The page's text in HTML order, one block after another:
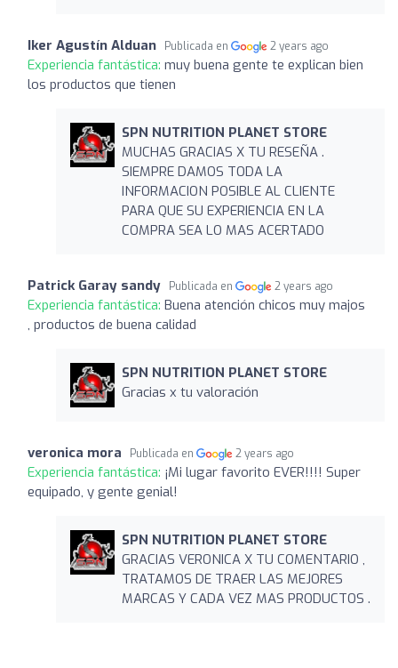
Iker Agustín Alduan Publicada en 2 years ago
Experiencia fantástica: muy buena gente te explican bien
los productos que tienen
SPN NUTRITION PLANET STORE
MUCHAS GRACIAS X TU RESEÑA .
SIEMPRE DAMOS TODA LA
INFORMACION POSIBLE AL CLIENTE
PARA QUE SU EXPERIENCIA EN LA
COMPRA SEA LO MAS ACERTADO
Patrick Garay sandy Publicada en 2 years ago
Experiencia fantástica: Buena atención chicos muy majos
, productos de buena calidad
SPN NUTRITION PLANET STORE
Gracias x tu valoración
veronica mora Publicada en 2 years ago
Experiencia fantástica: ¡Mi lugar favorito EVER!!!! Super
equipado, y gente genial!
SPN NUTRITION PLANET STORE
GRACIAS VERONICA X TU COMENTARIO ,
TRATAMOS DE TRAER LAS MEJORES
MARCAS Y CADA VEZ MAS PRODUCTOS .